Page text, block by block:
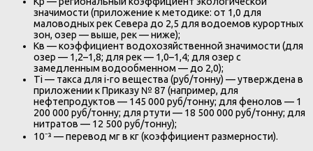
значимости (приложение к методике: от 1,0 для
маловодных рек Севера до 2,5 для водоемов курортных
зон, озер — выше, рек — ниже);
Кв — коэффициент водохозяйственной значимости (для
озер — 1,2–1,8; для рек — 1,0–1,4; для озер с
замедленным водообменном — до 2,0);
Тi — такса для i-го вещества (руб/тонну) — утверждена в
приложении к Приказу № 87 (например, для
нефтепродуктов — 145 000 руб/тонну; для фенолов — 1
200 000 руб/тонну; для ртути — 18 500 000 руб/тонну; для
нитратов — 12 500 руб/тонну);
10⁻³ — перевод мг в кг (коэффициент размерности).